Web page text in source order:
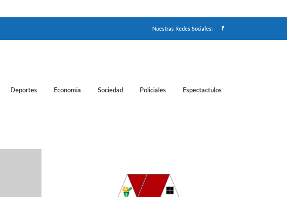
Nuestras Redes Sociales:
Deportes Economia Sociedad Policiales Espectactulos